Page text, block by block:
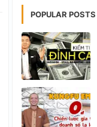
POPULAR POSTS